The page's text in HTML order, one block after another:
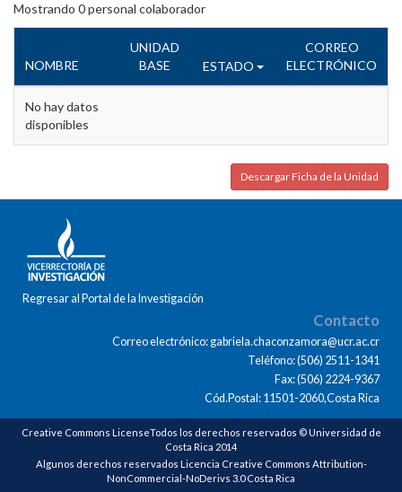
Mostrando 0personal colaborador
NOMBRE
UNIDAD
BASE
ESTADO
CORREO
ELECTRÓNICO
No hay datos
disponibles
Descargar Ficha de la Unidad
Regresar al Portal de la Investigación
Contacto
Correo electrónico: gabriela.chaconzamora@ucr.ac.cr
Teléfono: (506) 2511-1341
Fax: (506) 2224-9367
Cód.Postal: 11501-2060,Costa Rica
Creative Commons LicenseTodos los derechos reservados © Universidad de
Costa Rica 2014
Algunos derechos reservados Licencia Creative Commons Attribution-
NonCommercial-NoDerivs 3.0 Costa Rica